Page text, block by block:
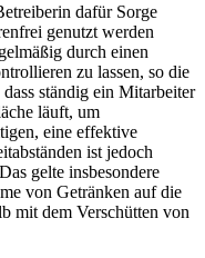
dafür Sorge
genutzt werden
durch einen
zu lassen, so die
ständig ein Mitarbeiter
läuft, um
eine effektive
ist jedoch
gelte insbesondere
von Getränken auf die
mit dem Verschütten von